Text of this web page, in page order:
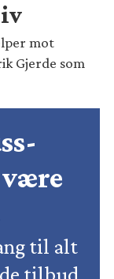
mot
Gjerde som
til alt
tilbud